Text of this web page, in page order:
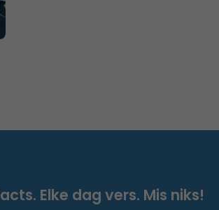
Elke dag vers. Mis niks!